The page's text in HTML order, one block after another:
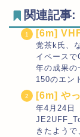
関連記事:
[6m]
党茶k氏、
イペース
年の成果の
150のエン
[6m] や
年4月24
きたよう